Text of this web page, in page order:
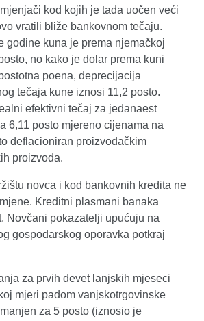
kod kojih je tada uočen veći
vratili bliže bankovnom tečaju.
godine kuna je prema njemačkoj
no kako je dolar prema kuni
poena, deprecijacija
tečaja kune iznosi 11,2 posto.
efektivni tečaj za jedanaest
6,11 posto mjereno cijenama na
deflacioniran proizvođačkim
proizvoda.
novca i kod bankovnih kredita ne
Kreditni plasmani banaka
Novčani pokazatelji upućuju na
gospodarskog oporavka potkraj
za prvih devet lanjskih mjeseci
mjeri padom vanjskotrgovinske
za 5 posto (iznosio je